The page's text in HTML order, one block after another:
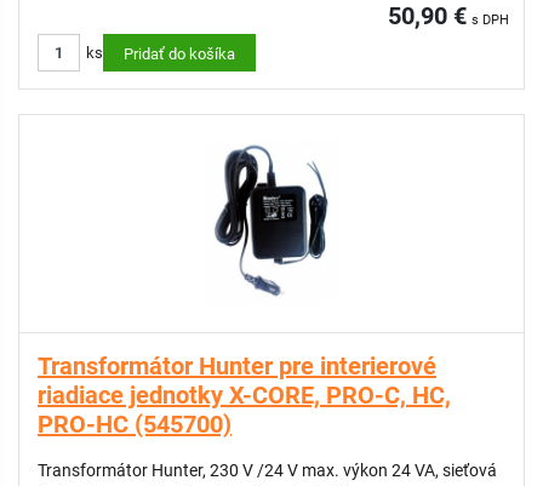
50,90 € s DPH
ks Pridať do košíka
Transformátor Hunter pre interierové
riadiace jednotky X-CORE, PRO-C, HC,
PRO-HC (545700)
Transformátor Hunter, 230 V /24 V max. výkon 24 VA, sieťová